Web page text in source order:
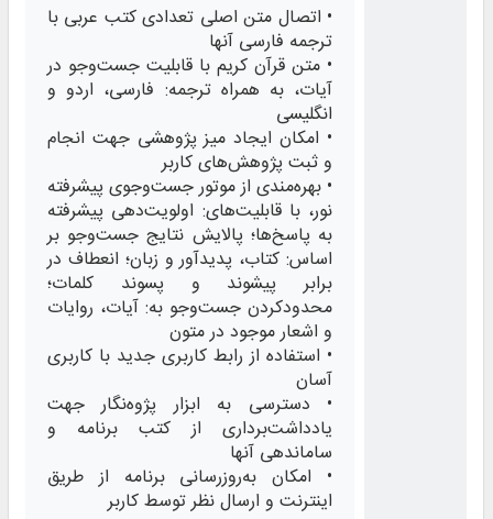
• اتصال متن اصلی تعدادی کتب عربی با
ترجمه فارسی آنها
• متن قرآن کریم با قابلیت جست‌وجو در
آیات، به همراه ترجمه: فارسی، اردو و
انگلیسی
• امکان ایجاد میز پژوهشی جهت انجام
و ثبت پژوهش‌های کاربر
• بهره‌مندی از موتور جست‌وجوی پیشرفته
نور، با قابلیت‌های: اولویت‌دهی پیشرفته
به پاسخ‌ها؛ پالایش نتایج جست‌وجو بر
اساس: کتاب، پدیدآور و زبان؛ انعطاف در
برابر پیشوند و پسوند کلمات؛
محدودکردن جست‌وجو به: آیات، روایات
و اشعار موجود در متون
• استفاده از رابط کاربری جدید با کاربری
آسان
• دسترسی به ابزار پژوه‌نگار جهت
یادداشت‌برداری از کتب برنامه و
ساماندهی آنها
• امکان به‌روزرسانی برنامه از طریق
اینترنت و ارسال نظر توسط کاربر